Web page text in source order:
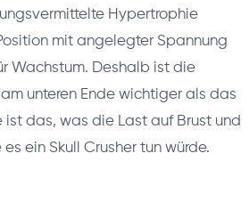
Hypertrophie
mit angelegter Spannung
Wachstum. Deshalb ist die
unteren Ende wichtiger als das
das, was die Last auf Brust und
ein Skull Crusher tun würde.